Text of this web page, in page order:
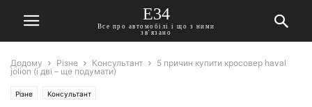
E34
Все про автомобілі і що з ними
зв'язано
Додому Різне Консультант
5 причин купити кросовер haval
jolion (і дві – ще подумати)
Різне Консультант